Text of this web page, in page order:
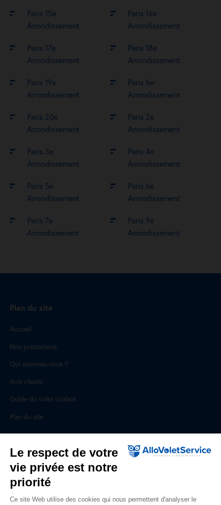
Paris 15e
Arrondissement
Paris 16e
Arrondissement
Paris 17e
Arrondissement
Paris 18e
Arrondissement
Paris 19e
Arrondissement
Paris 1er
Arrondissement
Paris 20e
Arrondissement
Paris 2e
Arrondissement
Paris 3e
Arrondissement
Paris 4e
Arrondissement
Paris 5e
Arrondissement
Paris 6e
Arrondissement
Paris 7e
Arrondissement
Paris 9e
Arrondissement
Plan du site
Accueil
Nos prestations
Qui sommes-nous ?
Avis clients
Guide du volet roulant
Plan du site
Pour les professionnels
Professionnels, des prestations ad hoc
Rejoignez un réseau national, nous recrutons !
Le respect de votre
vie privée est notre
priorité
Ce site Web utilise des cookies qui nous permettent d'analyser le